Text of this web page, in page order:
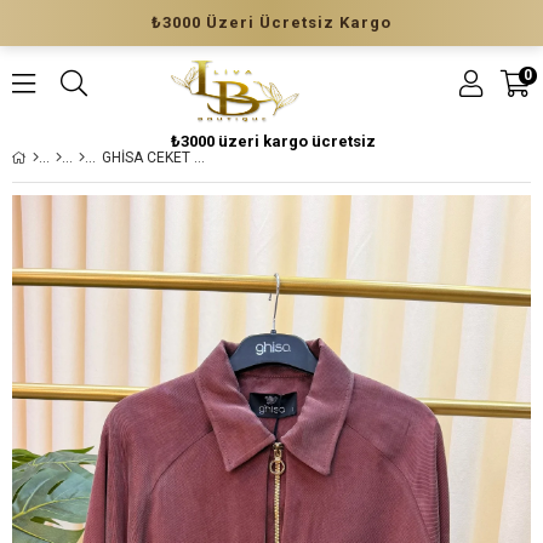
₺3000 Üzeri Ücretsiz Kargo
₺3000 üzeri kargo ücretsiz
0
GHİSA CEKET 3433 BORDO